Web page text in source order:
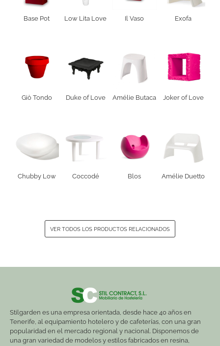
Base Pot Low Lita Love Il Vaso Exofa
Giò Tondo Duke of Love Amélie Butaca Joker of Love
Chubby Low Coccodé Blos Amélie Duetto
VER TODOS LOS PRODUCTOS RELACIONADOS
Stilgarden es una empresa orientada, desde hace 40 años en
Tenerife, al equipamiento hotelero y de cafeterías, con una gran
popularidad en el mercado regional y nacional. Disponemos de
una gran variedad de modelos y estilos fabricados en resina,